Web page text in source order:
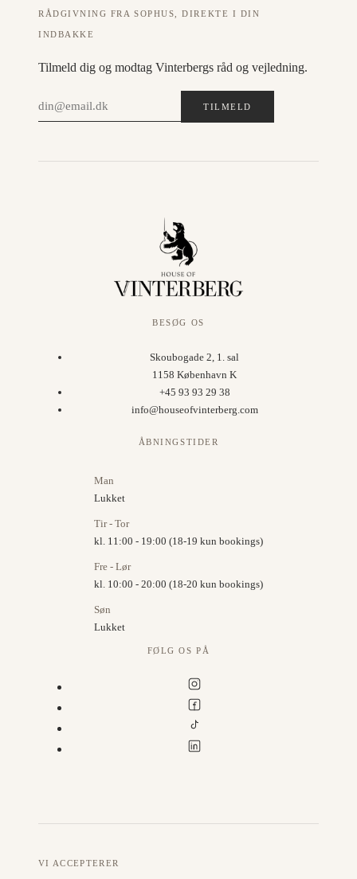
RÅDGIVNING FRA SOPHUS, DIREKTE I DIN
INDBAKKE
Tilmeld dig og modtag Vinterbergs råd og vejledning.
TILMELD
BESØG OS
Skoubogade 2, 1. sal
1158 København K
+45 93 93 29 38
info@houseofvinterberg.com
ÅBNINGSTIDER
Man
Lukket
Tir - Tor
kl. 11:00 - 19:00 (18-19 kun bookings)
Fre - Lør
kl. 10:00 - 20:00 (18-20 kun bookings)
Søn
Lukket
FØLG OS PÅ
VI ACCEPTERER